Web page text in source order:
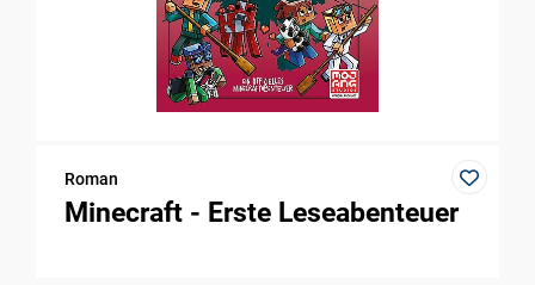
Roman
Minecraft - Erste Leseabenteuer